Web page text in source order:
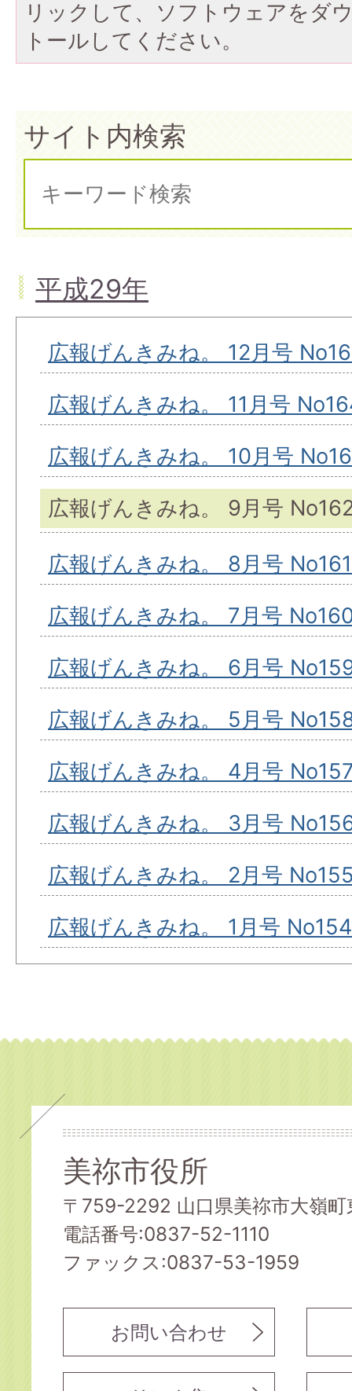
リックして、ソフトウェアをダ
トールしてください。
サイト内検索
平成29年
広報げんきみね。 12月号
広報げんきみね。 11月号
広報げんきみね。 10月号
広報げんきみね。 9月号
広報げんきみね。 8月号 No161
広報げんきみね。 7月号
広報げんきみね。 6月号
広報げんきみね。 5月号
広報げんきみね。 4月号
広報げんきみね。 3月号
広報げんきみね。 2月号
広報げんきみね。 1月号 No154
美祢市役所
〒759-2292 山口県美祢市大嶺
電話番号:0837-52-1110
ファックス:0837-53-1959
お問い合わせ